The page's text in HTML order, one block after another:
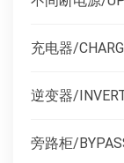
充电器/
逆变器/
旁路柜/